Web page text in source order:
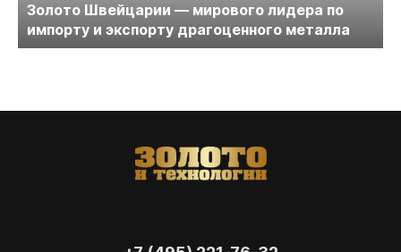
Золото Швейцарии — мирового лидера по
импорту и экспорту драгоценного металла